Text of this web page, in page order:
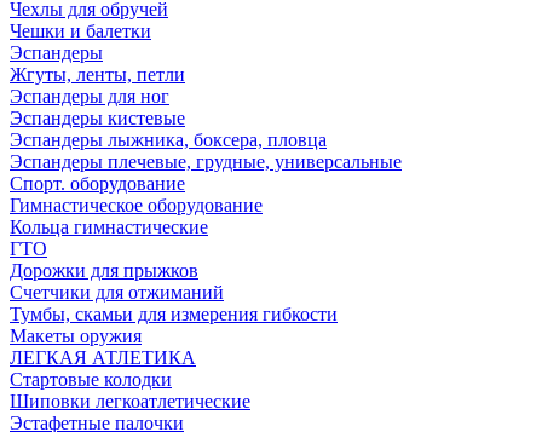
Чехлы для обручей
Чешки и балетки
Эспандеры
Жгуты, ленты, петли
Эспандеры для ног
Эспандеры кистевые
Эспандеры лыжника, боксера, пловца
Эспандеры плечевые, грудные, универсальные
Спорт. оборудование
Гимнастическое оборудование
Кольца гимнастические
ГТО
Дорожки для прыжков
Счетчики для отжиманий
Тумбы, скамьи для измерения гибкости
Макеты оружия
ЛЕГКАЯ АТЛЕТИКА
Стартовые колодки
Шиповки легкоатлетические
Эстафетные палочки